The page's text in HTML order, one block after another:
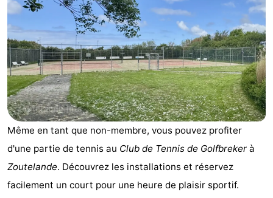
Langstraat
Webcam
Plage
Passer
la
nuit
Appartements
-
Aparthotel
Zoutelande
Duinflat
-
Même en tant que non-membre, vous pouvez profiter
d'une partie de tennis au Club de Tennis de Golfbreker à
Zoutelande. Découvrez les installations et réservez
facilement un court pour une heure de plaisir sportif.